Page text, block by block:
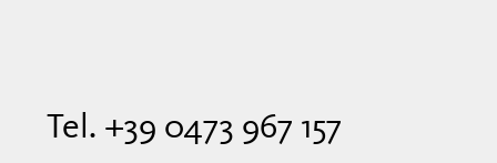
Tel. +39 0473 967 157